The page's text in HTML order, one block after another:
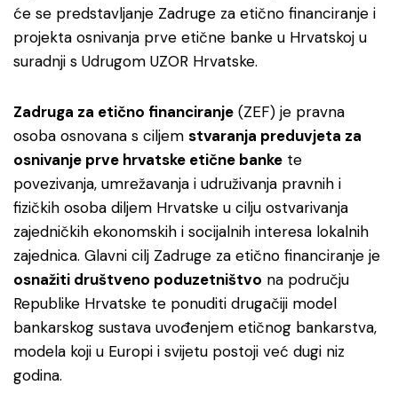
će se predstavljanje Zadruge za etično financiranje i
projekta osnivanja prve etične banke u Hrvatskoj u
suradnji s Udrugom UZOR Hrvatske.
Zadruga za etično financiranje (ZEF) je pravna
osoba osnovana s ciljem stvaranja preduvjeta za
osnivanje prve hrvatske etične banke te
povezivanja, umrežavanja i udruživanja pravnih i
fizičkih osoba diljem Hrvatske u cilju ostvarivanja
zajedničkih ekonomskih i socijalnih interesa lokalnih
zajednica. Glavni cilj Zadruge za etično financiranje je
osnažiti društveno poduzetništvo na području
Republike Hrvatske te ponuditi drugačiji model
bankarskog sustava uvođenjem etičnog bankarstva,
modela koji u Europi i svijetu postoji već dugi niz
godina.